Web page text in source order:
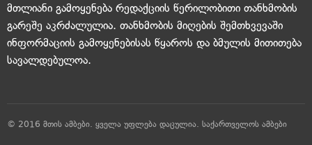
მთლიანი გამოყენება რედაქციის წერილობითი თანხმობის
გარეშე აკრძალულია. თანხმობის მიღების შემთხვევაში
ინფორმაციის გამოყენებისას წყაროს და ბმულის მითითება
სავალდებულოა.
© 2016 მთის ამბები. ყველა უფლება დაცულია. საქართველოს ამბები